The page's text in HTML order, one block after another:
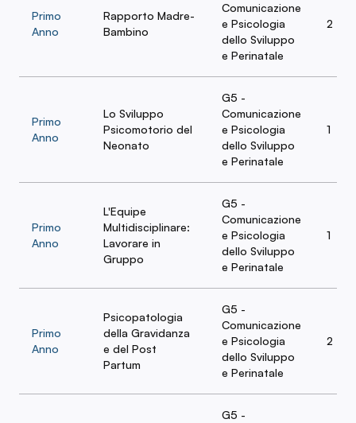
Primo
Anno
Rapporto Madre-
Bambino
Comunicazione
e Psicologia
dello Sviluppo
e Perinatale
2
Primo
Anno
Lo Sviluppo
Psicomotorio del
Neonato
G5 -
Comunicazione
e Psicologia
dello Sviluppo
e Perinatale
1
Primo
Anno
L'Equipe
Multidisciplinare:
Lavorare in
Gruppo
G5 -
Comunicazione
e Psicologia
dello Sviluppo
e Perinatale
1
Primo
Anno
Psicopatologia
della Gravidanza
e del Post
Partum
G5 -
Comunicazione
e Psicologia
dello Sviluppo
e Perinatale
2
G5 -